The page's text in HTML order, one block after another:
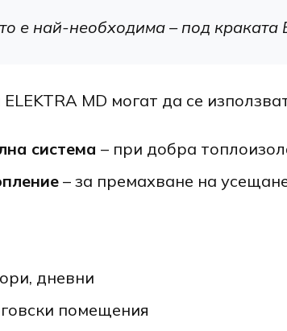
е най-необходима – под краката
MD могат да се
система – при добра
– за премахване на
дневни
помещения